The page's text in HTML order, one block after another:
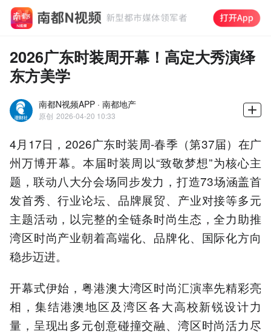
2026广东时装周开幕！高定大秀演绎
东方美学
南都N视频APP · 南都地产
原创 2026-04-20 10:33
4月17日，2026广东时装周-春季（第37届）在广
州万博开幕。本届时装周以“致敬梦想”为核心主
题，联动八大分会场同步发力，打造73场涵盖首
发首秀、行业论坛、品牌展贸、产业对接等多元
主题活动，以完整的全链条时尚生态，全力助推
湾区时尚产业朝着高端化、品牌化、国际化方向
稳步迈进。
开幕式伊始，粤港澳大湾区时尚汇演率先精彩亮
相，集结港澳地区及湾区各大高校新锐设计力
量，呈现出多元创意碰撞交融、湾区时尚活力尽